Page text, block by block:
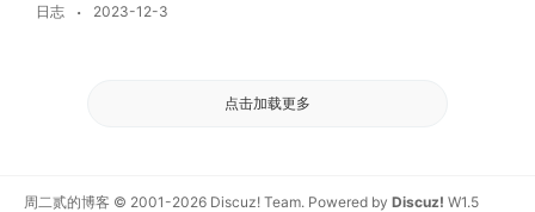
日志 2023-12-3
点击加载更多
周二贰的博客 © 2001-2026 Discuz! Team. Powered by Discuz! W1.5